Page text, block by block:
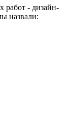
работ - дизайн-
назвали: